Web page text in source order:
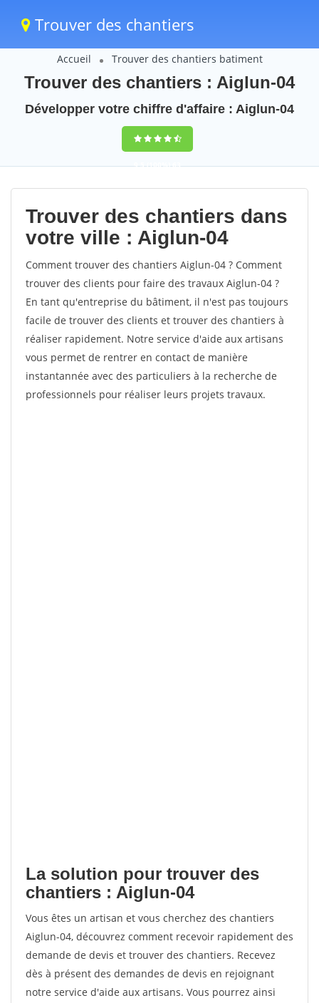
Trouver des chantiers
Accueil Trouver des chantiers batiment
Trouver des chantiers : Aiglun-04
Développer votre chiffre d'affaire : Aiglun-04
9,5(100%)63
votes
Trouver des chantiers dans
votre ville : Aiglun-04
Comment trouver des chantiers Aiglun-04 ? Comment
trouver des clients pour faire des travaux Aiglun-04 ?
En tant qu'entreprise du bâtiment, il n'est pas toujours
facile de trouver des clients et trouver des chantiers à
réaliser rapidement. Notre service d'aide aux artisans
vous permet de rentrer en contact de manière
instantannée avec des particuliers à la recherche de
professionnels pour réaliser leurs projets travaux.
La solution pour trouver des
chantiers : Aiglun-04
Vous êtes un artisan et vous cherchez des chantiers
Aiglun-04, découvrez comment recevoir rapidement des
demande de devis et trouver des chantiers. Recevez
dès à présent des demandes de devis en rejoignant
notre service d'aide aux artisans. Vous pourrez ainsi